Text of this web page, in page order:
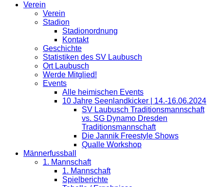
Verein
Verein
Stadion
Stadionordnung
Kontakt
Geschichte
Statistiken des SV Laubusch
Ort Laubusch
Werde Mitglied!
Events
Alle heimischen Events
10 Jahre Seenlandkicker | 14.-16.06.2024
SV Laubusch Traditionsmannschaft
vs. SG Dynamo Dresden
Traditionsmannschaft
Die Jannik Freestyle Shows
Qualle Workshop
Männerfussball
1. Mannschaft
1. Mannschaft
Spielberichte